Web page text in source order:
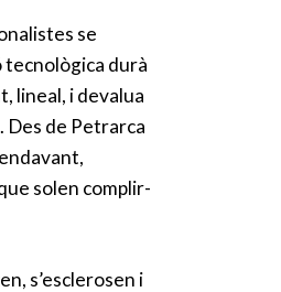
se
tecnològica durà
lineal, i devalua
Des de Petrarca
solen complir-
s’esclerosen i